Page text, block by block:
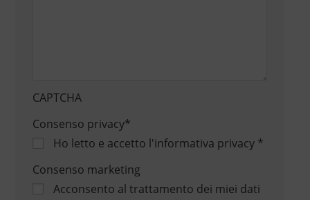
CAPTCHA
Consenso privacy*
Ho letto e accetto l'informativa privacy*
Consenso marketing
Acconsento al trattamento dei miei dati